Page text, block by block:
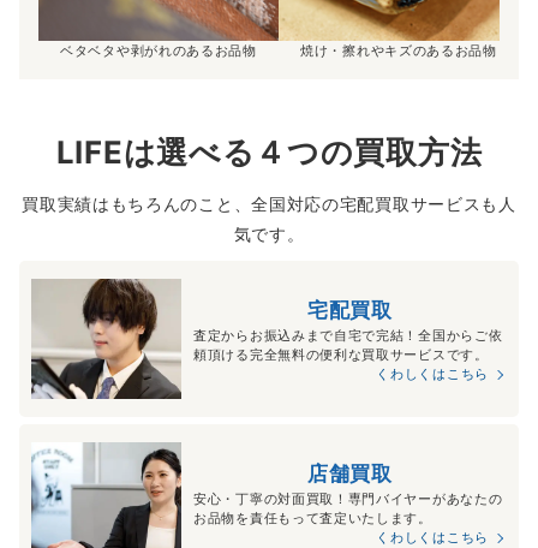
ベタベタや剥がれのあるお品物 焼け・擦れやキズのあるお品物
LIFEは選べる４つの買取方法
買取実績はもちろんのこと、全国対応の宅配買取サービスも人
気です。
宅配買取
査定からお振込みまで自宅で完結！全国からご依
頼頂ける完全無料の便利な買取サービスです。
くわしくはこちら
店舗買取
安心・丁寧の対面買取！専門バイヤーがあなたの
お品物を責任もって査定いたします。
くわしくはこちら